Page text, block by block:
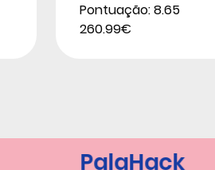
Pontuação: 8.65
260.99€